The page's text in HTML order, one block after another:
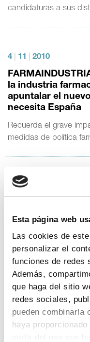
Esta página web
Las cookies de
personalizar el
funciones de redes
Además,
que haga del sitio
redes sociales,
pueden combinarla
haya
candidaturas a sus
4 11 2010
la industria
apuntalar el
necesita España
Recuerda el grave
medidas de política
7 | 9 |
Gobierno su
potencie el
farmacéutico
Durante un encuentro
celebrado hoy en el
15 | 7 | 2010